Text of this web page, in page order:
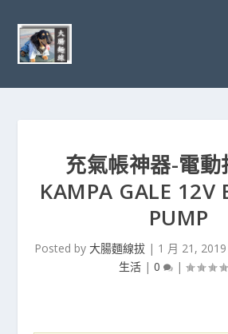
充氣帳神器-電動
KAMPA GALE 12V
PUMP
Posted by 大腸麵線拔| 1 月 21, 2019
生活 | 0 |